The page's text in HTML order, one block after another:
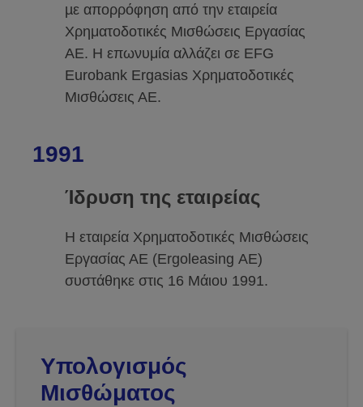
µε απορρόφηση από την εταιρεία
Χρηματοδοτικές Μισθώσεις Εργασίας
ΑΕ. Η επωνυμία αλλάζει σε EFG
Eurobank Ergasias Χρηματοδοτικές
Μισθώσεις ΑΕ.
1991
Ίδρυση της εταιρείας
Η εταιρεία Χρηματοδοτικές Μισθώσεις
Εργασίας ΑΕ (Ergoleasing ΑΕ)
συστάθηκε στις 16 Μάιου 1991.
Υπολογισμός
Μισθώματος